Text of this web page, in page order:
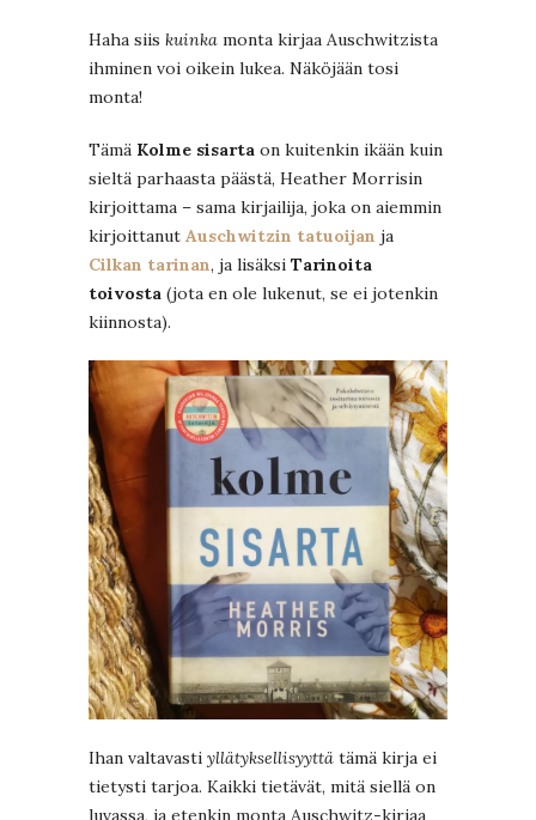
Haha siis kuinka monta kirjaa Auschwitzista
ihminen voi oikein lukea. Näköjään tosi
monta!
Tämä Kolme sisarta on kuitenkin ikään kuin
sieltä parhaasta päästä, Heather Morrisin
kirjoittama – sama kirjailija, joka on aiemmin
kirjoittanut Auschwitzin tatuoijan ja
Cilkan tarinan, ja lisäksi Tarinoita
toivosta (jota en ole lukenut, se ei jotenkin
kiinnosta).
Ihan valtavasti yllätyksellisyyttä tämä kirja ei
tietysti tarjoa. Kaikki tietävät, mitä siellä on